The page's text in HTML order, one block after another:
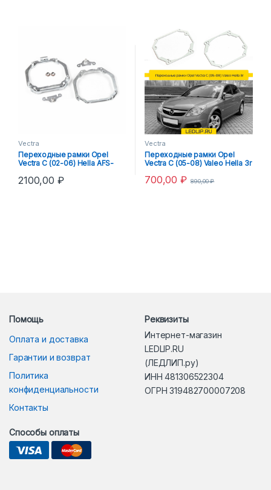
Vectra
Переходные рамки Opel
Vectra C (02-06) Hella AFS-
2100,00 ₽
Vectra
Переходные рамки Opel
Vectra C (05-08) Valeo Hella 3r
700,00₽ 890,00₽
Помощь
Оплата и доставка
Гарантии и возврат
Политика
конфиденциальности
Контакты
Реквизиты
Интернет-магазин
LEDLIP.RU
(ЛЕДЛИП.ру)
ИНН 481306522304
ОГРН 319482700007208
Способы оплаты